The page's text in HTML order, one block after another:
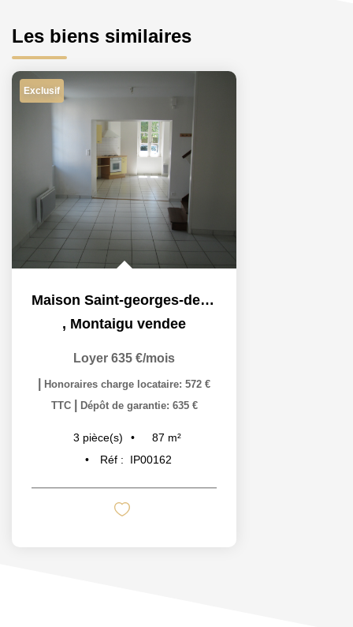
Les biens similaires
Exclusif
Maison Saint-georges-de-montaigu - 3 Pièce(s) - 80 M2
, Montaigu vendee
Loyer 635 €/mois
Honoraires charge locataire: 572 €
TTC
Dépôt de garantie: 635 €
3 pièce(s) 87 m²
Réf :
IP00162